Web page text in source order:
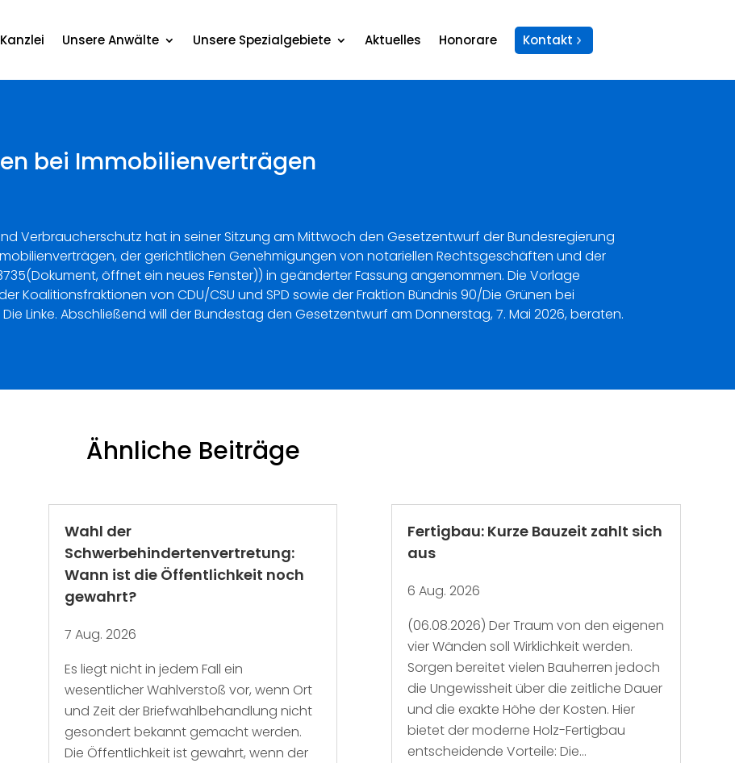
Unsere Anwälte Unsere Spezialgebiete Aktuelles Honorare Kontakt
bei Immobilienverträgen
Verbraucherschutz hat in seiner Sitzung am Mittwoch den Gesetzentwurf der Bundesregierung
der gerichtlichen Genehmigungen von notariellen Rechtsgeschäften und der
öffnet ein neues Fenster)) in geänderter Fassung angenommen. Die Vorlage
Koalitionsfraktionen von CDU/CSU und SPD sowie der Fraktion Bündnis 90/Die Grünen bei
Linke. Abschließend will der Bundestag den Gesetzentwurf am Donnerstag, 7. Mai 2026, beraten.
Ähnliche Beiträge
Wahl der
Schwerbehindertenvertretung:
Wann ist die Öffentlichkeit noch
gewahrt?
7 Aug. 2026
Es liegt nicht in jedem Fall ein
wesentlicher Wahlverstoß vor, wenn Ort
und Zeit der Briefwahlbehandlung nicht
gesondert bekannt gemacht werden.
Die Öffentlichkeit ist gewahrt, wenn der
Fertigbau: Kurze Bauzeit zahlt sich
aus
6 Aug. 2026
(06.08.2026) Der Traum von den eigenen
vier Wänden soll Wirklichkeit werden.
Sorgen bereitet vielen Bauherren jedoch
die Ungewissheit über die zeitliche Dauer
und die exakte Höhe der Kosten. Hier
bietet der moderne Holz-Fertigbau
entscheidende Vorteile: Die...